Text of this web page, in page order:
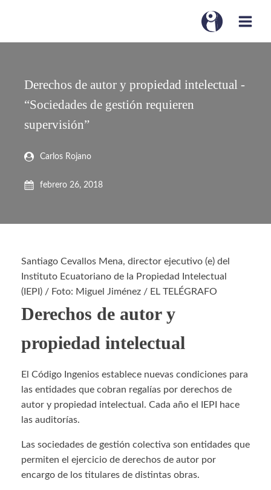
Derechos de autor y propiedad intelectual -
“Sociedades de gestión requieren
supervisión”
Carlos Rojano
febrero 26, 2018
Santiago Cevallos Mena, director ejecutivo (e) del
Instituto Ecuatoriano de la Propiedad Intelectual
(IEPI) / Foto: Miguel Jiménez / EL TELÉGRAFO
Derechos de autor y
propiedad intelectual
El Código Ingenios establece nuevas condiciones para
las entidades que cobran regalías por derechos de
autor y propiedad intelectual. Cada año el IEPI hace
las auditorías.
Las sociedades de gestión colectiva son entidades que
permiten el ejercicio de derechos de autor por
encargo de los titulares de distintas obras.